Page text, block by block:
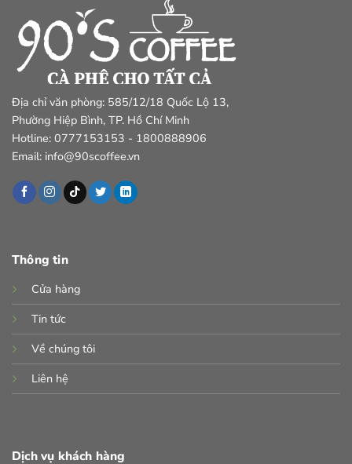
Địa chỉ văn phòng: 585/12/18 Quốc Lộ 13,
Phường Hiệp Bình, TP. Hồ Chí Minh
Hotline: 0777153153 - 1800888906
Email: info@90scoffee.vn
Thông tin
Cửa hàng
Tin tức
Về chúng tôi
Liên hệ
Dịch vụ khách hàng